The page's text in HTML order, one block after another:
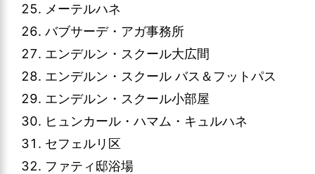
メーテルハネ
バブサーデ・アガ事務所
エンデルン・スクール大広間
エンデルン・スクール バス＆フットパス
エンデルン・スクール小部屋
ヒュンカール・ハマム・キュルハネ
セフェルリ区
ファティ邸浴場